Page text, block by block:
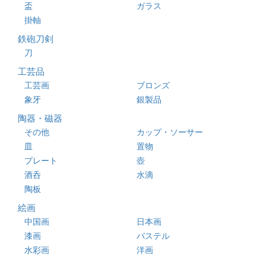
盃
ガラス
掛軸
鉄砲刀剣
刀
工芸品
工芸画
ブロンズ
象牙
銀製品
陶器・磁器
その他
カップ・ソーサー
皿
置物
プレート
壺
酒呑
水滴
陶板
絵画
中国画
日本画
漆画
パステル
水彩画
洋画